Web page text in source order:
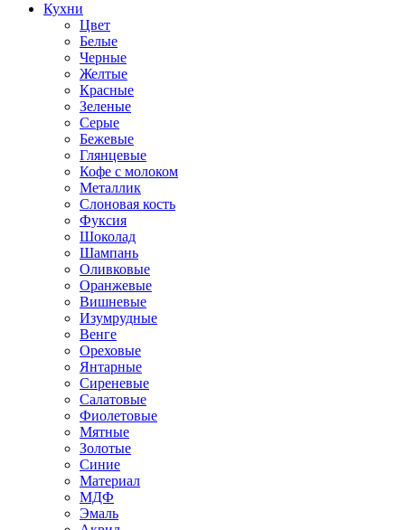
Кухни
Цвет
Белые
Черные
Желтые
Красные
Зеленые
Серые
Бежевые
Глянцевые
Кофе с молоком
Металлик
Слоновая кость
Фуксия
Шоколад
Шампань
Оливковые
Оранжевые
Вишневые
Изумрудные
Венге
Ореховые
Янтарные
Сиреневые
Салатовые
Фиолетовые
Мятные
Золотые
Синие
Материал
МДФ
Эмаль